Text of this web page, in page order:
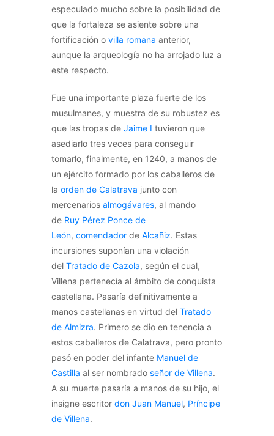
especulado mucho sobre la posibilidad de
que la fortaleza se asiente sobre una
fortificación o villa romana anterior,
aunque la arqueología no ha arrojado luz a
este respecto.
Fue una importante plaza fuerte de los
musulmanes, y muestra de su robustez es
que las tropas de Jaime I tuvieron que
asediarlo tres veces para conseguir
tomarlo, finalmente, en 1240, a manos de
un ejército formado por los caballeros de
la orden de Calatrava junto con
mercenarios almogávares, al mando
de Ruy Pérez Ponce de
León, comendador de Alcañiz. Estas
incursiones suponían una violación
del Tratado de Cazola, según el cual,
Villena pertenecía al ámbito de conquista
castellana. Pasaría definitivamente a
manos castellanas en virtud del Tratado
de Almizra. Primero se dio en tenencia a
estos caballeros de Calatrava, pero pronto
pasó en poder del infante Manuel de
Castilla al ser nombrado señor de Villena.
A su muerte pasaría a manos de su hijo, el
insigne escritor don Juan Manuel, Príncipe
de Villena.